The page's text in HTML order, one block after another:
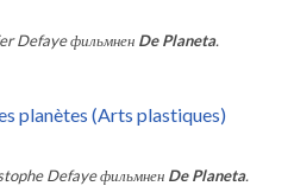
Defayeфильмнен De Planeta.
planètes (Arts plastiques)
Defayeфильмнен De Planeta.